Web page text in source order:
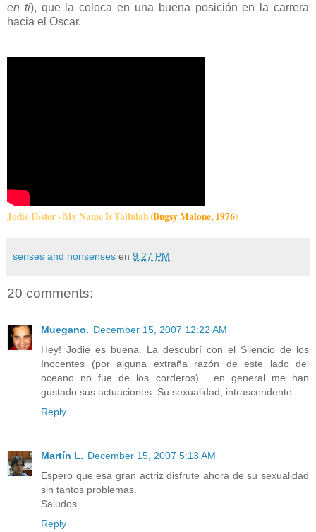
en ti), que la coloca en una buena posición en la carrera
hacia el Oscar.
Jodie Foster - My Name Is Tallulah (Bugsy Malone, 1976)
senses and nonsenses en 9:27 PM
20 comments:
Muegano. December 15, 2007 12:22 AM
Hey! Jodie es buena. La descubrí con el Silencio de los
Inocentes (por alguna extraña razón de este lado del
oceano no fue de los corderos)... en general me han
gustado sus actuaciones. Su sexualidad, intrascendente...
Reply
Martín L. December 15, 2007 5:13 AM
Espero que esa gran actriz disfrute ahora de su sexualidad
sin tantos problemas.
Saludos
Reply